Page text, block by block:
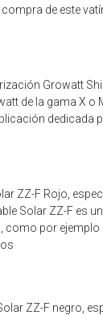
de este
Growatt
de la gama X o
dedicada
ZZ-F Rojo,
Solar ZZ-F es
como por ejemplo
ZZ-F negro,